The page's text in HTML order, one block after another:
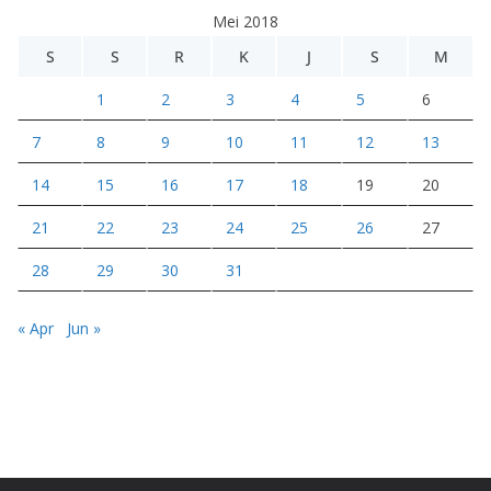
Mei 2018
S
S R K J S M
1 2 3 4 5 6
7 8 9 10 11 12 13
14 15 16 17 18 19 20
21 22 23 24 25 26 27
28 29 30 31
« Apr Jun »